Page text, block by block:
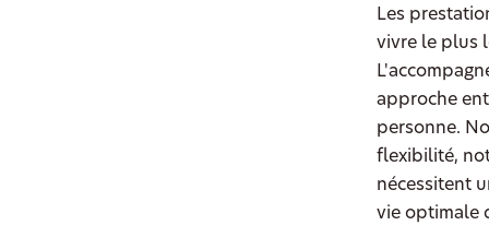
Les
vivre le plus
approche
personne.
flexibilité,
nécessitent
vie optimale